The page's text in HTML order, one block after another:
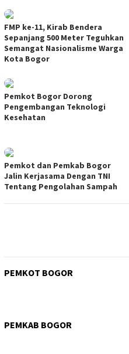
FMP ke-11, Kirab Bendera
Sepanjang 500 Meter Teguhkan
Semangat Nasionalisme Warga
Kota Bogor
Pemkot Bogor Dorong
Pengembangan Teknologi
Kesehatan
Pemkot dan Pemkab Bogor
Jalin Kerjasama Dengan TNI
Tentang Pengolahan Sampah
PEMKOT BOGOR
PEMKAB BOGOR